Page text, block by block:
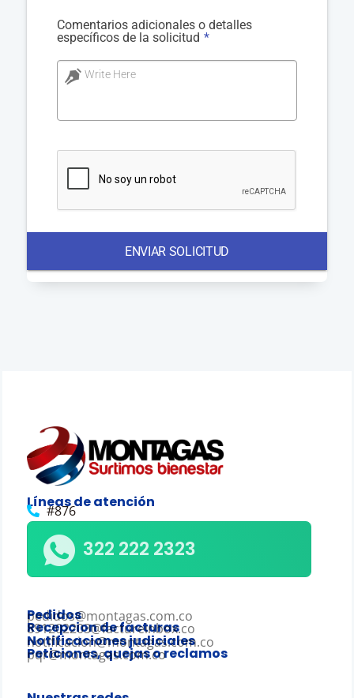
Comentarios adicionales o detalles
específicos de la solicitud *
Write Here
ENVIAR SOLICITUD
Líneas de atención
#876
322 222 2323
Pedidos
pedidos@montagas.com.co
Recepcion de facturas
891202203@factureinbox.co
Notificaciones judiciales
notificacion@montagas.com.co
Peticiones, quejas o reclamos
pqr@montagas.com.co